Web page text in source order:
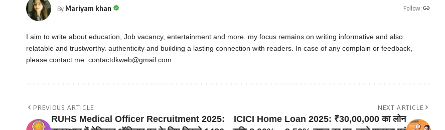
By Mariyam khan Follow:
I aim to write about education, Job vacancy, entertainment and more. my focus remains on writing informative and also
relatable and trustworthy. authenticity and building a lasting connection with readers. In case of any complain or feedback,
please contact me: contactdkweb@gmail.com
PREVIOUS ARTICLE
RUHS Medical Officer Recruitment 2025:
NEXT ARTICLE
ICICI Home Loan 2025: ₹30,00,000 का लोन